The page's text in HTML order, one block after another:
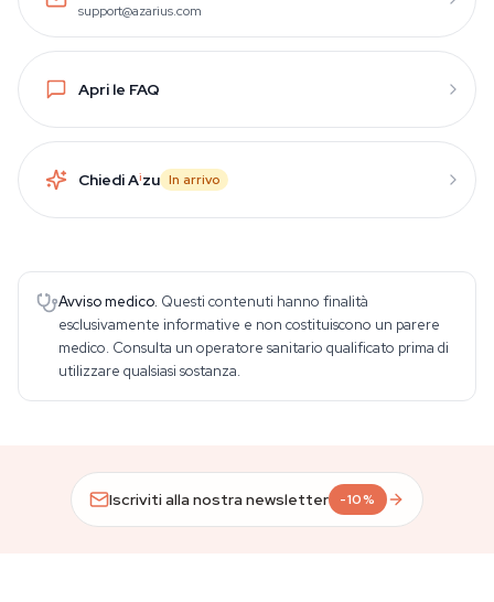
support@azarius.com
Apri le FAQ
Chiedi Aizu In arrivo
Avviso medico. Questi contenuti hanno finalità
esclusivamente informative e non costituiscono un parere
medico. Consulta un operatore sanitario qualificato prima di
utilizzare qualsiasi sostanza.
Iscriviti alla nostra newsletter -10%